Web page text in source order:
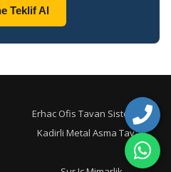
Teklif Al
Erhac Ofis Tavan Sistemleri
Kadirli Metal Asma Tavan